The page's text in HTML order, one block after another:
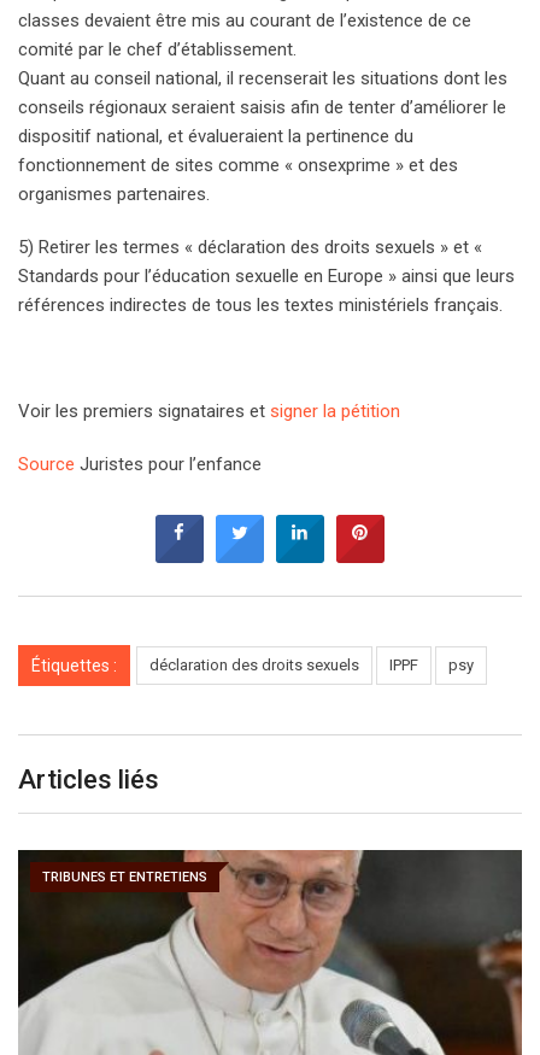
classes devaient être mis au courant de l’existence de ce
comité par le chef d’établissement.
Quant au conseil national, il recenserait les situations dont les
conseils régionaux seraient saisis afin de tenter d’améliorer le
dispositif national, et évalueraient la pertinence du
fonctionnement de sites comme « onsexprime » et des
organismes partenaires.
5) Retirer les termes « déclaration des droits sexuels » et «
Standards pour l’éducation sexuelle en Europe » ainsi que leurs
références indirectes de tous les textes ministériels français.
Voir les premiers signataires et signer la pétition
Source Juristes pour l’enfance
Étiquettes : déclaration des droits sexuels IPPF psy
Articles liés
TRIBUNES ET ENTRETIENS